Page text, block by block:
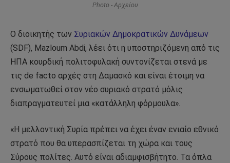
Photo - Αρχείου
Ο διοικητής των Συριακών Δημοκρατικών Δυνάμεων
(SDF), Mazloum Abdi, λέει ότι η υποστηριζόμενη από τις
ΗΠΑ κουρδική πολιτοφυλακή συντονίζεται στενά με
τις de facto αρχές στη Δαμασκό και είναι έτοιμη να
ενσωματωθεί στον νέο συριακό στρατό μόλις
διαπραγματευτεί μια «κατάλληλη φόρμουλα».
«Η μελλοντική Συρία πρέπει να έχει έναν ενιαίο εθνικό
στρατό που θα υπερασπίζεται τη χώρα και τους
Σύρους πολίτες. Αυτό είναι αδιαμφισβήτητο. Τα όπλα